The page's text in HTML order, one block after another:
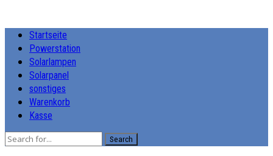
Startseite
Powerstation
Solarlampen
Solarpanel
sonstiges
Warenkorb
Kasse
Search